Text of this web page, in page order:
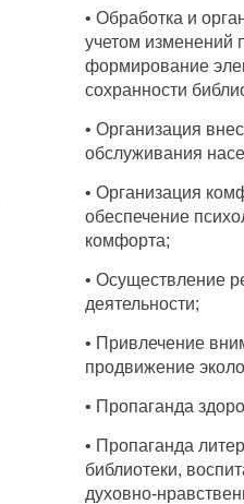
• Обработка и
учетом изменений
формирование
сохранности
• Организация
обслуживания
• Организация
обеспечение
комфорта;
• Осуществление
деятельности;
• Привлечение
продвижение
• Пропаганда
• Пропаганда
библиотеки,
духовно-